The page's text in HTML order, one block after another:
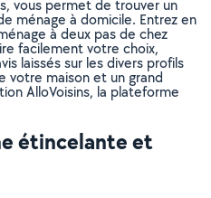
vous permet de trouver un
ménage à domicile. Entrez en
à deux pas de chez
facilement votre choix,
laissés sur les divers profils
votre maison et un grand
AlloVoisins, la plateforme
étincelante et